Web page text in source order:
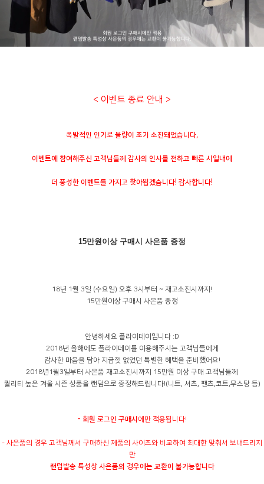
< 이벤트 종료 안내 >
폭발적인 인기로 물량이 조기 소진돼었습니다,
이벤트에 참여해주신 고객님들께 감사의 인사를 전하고 빠른 시일내에
더 풍성한 이벤트를 가지고 찾아뵙겠습니다! 감사합니다!
15만원이상 구매시 사은품 증정
18년 1월 3일 (수요일) 오후 3시부터 ~ 재고소진시까지!
15만원이상 구매시 사은품 증정
안녕하세요 플라이데이입니다 :D
2018년 올해에도 플라이데이를 이용해주시는 고객님들에게
감사한 마음을 담아 지금껏 없었던 특별한 혜택을 준비했어요!
2018년1월3일부터 사은품 재고소진시까지 15만원 이상 구매 고객님들께
퀄리티 높은 겨울 시즌 상품을 랜덤으로 증정해드립니다!(니트, 셔츠, 팬츠,코트,무스탕 등)
- 회원 로그인 구매시 에만 적용됩니다!
- 사은품의 경우 고객님께서 구매하신 제품의 사이즈와 비교하여 최대한 맞춰서 보내드리지
만
랜덤발송 특성상 사은품의 경우에는 교환이 불가능합니다